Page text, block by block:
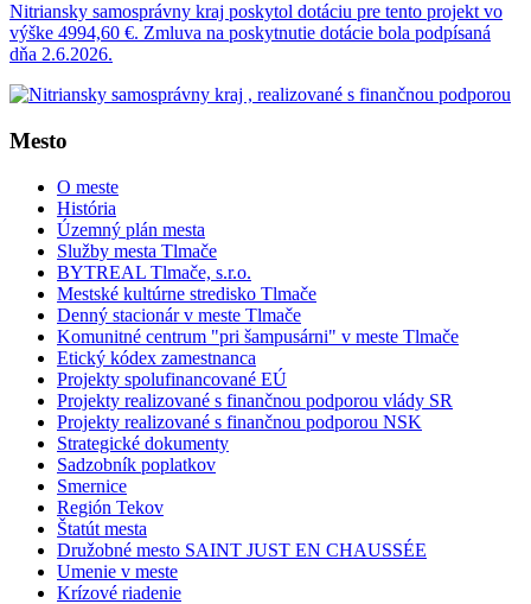
Nitriansky samosprávny kraj poskytol dotáciu pre tento projekt vo
výške 4994,60 €. Zmluva na poskytnutie dotácie bola podpísaná
dňa 2.6.2026.
Mesto
O meste
História
Územný plán mesta
Služby mesta Tlmače
BYTREAL Tlmače, s.r.o.
Mestské kultúrne stredisko Tlmače
Denný stacionár v meste Tlmače
Komunitné centrum "pri šampusárni" v meste Tlmače
Etický kódex zamestnanca
Projekty spolufinancované EÚ
Projekty realizované s finančnou podporou vlády SR
Projekty realizované s finančnou podporou NSK
Strategické dokumenty
Sadzobník poplatkov
Smernice
Región Tekov
Štatút mesta
Družobné mesto SAINT JUST EN CHAUSSÉE
Umenie v meste
Krízové riadenie